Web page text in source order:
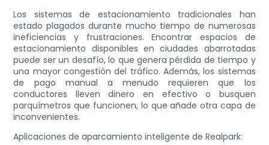
Los sistemas de estacionamiento tradicionales han
estado plagados durante mucho tiempo de numerosas
ineficiencias y frustraciones. Encontrar espacios de
estacionamiento disponibles en ciudades abarrotadas
puede ser un desafío, lo que genera pérdida de tiempo y
una mayor congestión del tráfico. Además, los sistemas
de pago manual a menudo requieren que los
conductores lleven dinero en efectivo o busquen
parquímetros que funcionen, lo que añade otra capa de
inconvenientes.
Aplicaciones de aparcamiento inteligente de Realpark: